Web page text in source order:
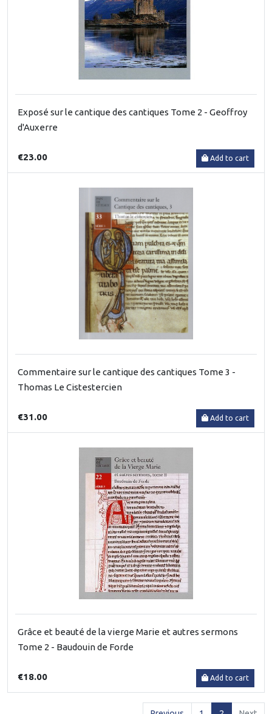
Exposé sur le cantique des cantiques Tome 2 - Geoffroy
d'Auxerre
€23.00 Add to cart
Commentaire sur le cantique des cantiques Tome 3 -
Thomas Le Cistestercien
€31.00 Add to cart
Grâce et beauté de la vierge Marie et autres sermons
Tome 2 - Baudouin de Forde
€18.00 Add to cart